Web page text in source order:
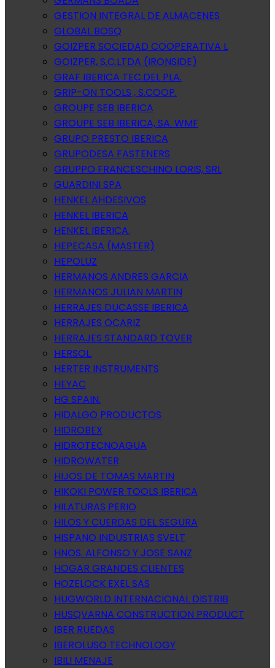
GESTION INTEGRAL DE ALMACENES
GLOBAL BOSQ
GOIZPER SOCIEDAD COOPERATIVA L
GOIZPER, S.C.LTDA (IRONSIDE)
GRAF IBERICA TEC.DEL PLA.
GRIP-ON TOOLS , S.COOP.
GROUPE SEB IBERICA
GROUPE SEB IBERICA, SA. WMF
GRUPO PRESTO IBERICA
GRUPODESA FASTENERS
GRUPPO FRANCESCHINO LORIS, SRL
GUARDINI SPA
HENKEL AHDESIVOS
HENKEL IBERICA
HENKEL IBERICA.
HEPECASA (MASTER)
HEPOLUZ
HERMANOS ANDRES GARCIA
HERMANOS JULIAN MARTIN
HERRAJES DUCASSE IBERICA
HERRAJES OCARIZ
HERRAJES STANDARD TOVER
HERSOL.
HERTER INSTRUMENTS
HEYAC
HG SPAIN.
HIDALGO PRODUCTOS
HIDROBEX
HIDROTECNOAGUA
HIDROWATER
HIJOS DE TOMAS MARTIN
HIKOKI POWER TOOLS IBERICA
HILATURAS PERIO
HILOS Y CUERDAS DEL SEGURA
HISPANO INDUSTRIAS SVELT
HNOS. ALFONSO Y JOSE SANZ
HOGAR GRANDES CLIENTES
HOZELOCK EXEL SAS
HUGWORLD INTERNACIONAL DISTRIB
HUSQVARNA CONSTRUCTION PRODUCT
IBER RUEDAS
IBEROLUSO TECHNOLOGY
IBILI MENAJE